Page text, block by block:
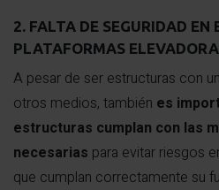
2. FALTA DE SEGURIDAD EN
PLATAFORMAS
A pesar de ser estructuras con
otros medios, también es
estructuras cumplan con las
necesarias para evitar riesgos
que cumplan correctamente su